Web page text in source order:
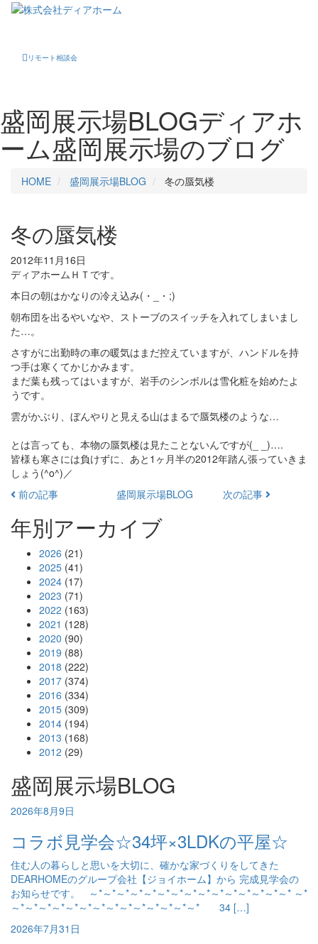
リモート相談会
盛岡展示場BLOGディアホ
ーム盛岡展示場のブログ
HOME 盛岡展示場BLOG 冬の蜃気楼
冬の蜃気楼
2012年11月16日
ディアホームＨＴです。
本日の朝はかなりの冷え込み(・_・;)
朝布団を出るやいなや、ストーブのスイッチを入れてしまいまし
た…。
さすがに出勤時の車の暖気はまだ控えていますが、ハンドルを持
つ手は寒くてかじかみます。
まだ葉も残ってはいますが、岩手のシンボルは雪化粧を始めたよ
うです。
雲がかぶり、ぼんやりと見える山はまるで蜃気楼のような…
とは言っても、本物の蜃気楼は見たことないんですが(_ _)….
皆様も寒さには負けずに、あと1ヶ月半の2012年踏ん張っていきま
しょう(^o^)／
前の記事
盛岡展示場BLOG 次の記事
年別アーカイブ
2026 (21)
2025 (41)
2024 (17)
2023 (71)
2022 (163)
2021 (128)
2020 (90)
2019 (88)
2018 (222)
2017 (374)
2016 (334)
2015 (309)
2014 (194)
2013 (168)
2012 (29)
盛岡展示場BLOG
2026年8月9日
コラボ見学会☆34坪×3LDKの平屋☆
住む人の暮らしと思いを大切に、確かな家づくりをしてきた
DEARHOMEのグループ会社【ジョイホーム】から 完成見学会の
お知らせです。 ～*～*～*～*～*～*～*～*～*～*～*～*～*～*～* ～*
～*～*～*～*～*～*～*～*～*～*～*～*～*～* 34 […]
2026年7月31日